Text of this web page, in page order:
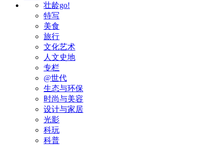
壮龄go!
特写
美食
旅行
文化艺术
人文史地
专栏
@世代
生态与环保
时尚与美容
设计与家居
光影
科玩
科普